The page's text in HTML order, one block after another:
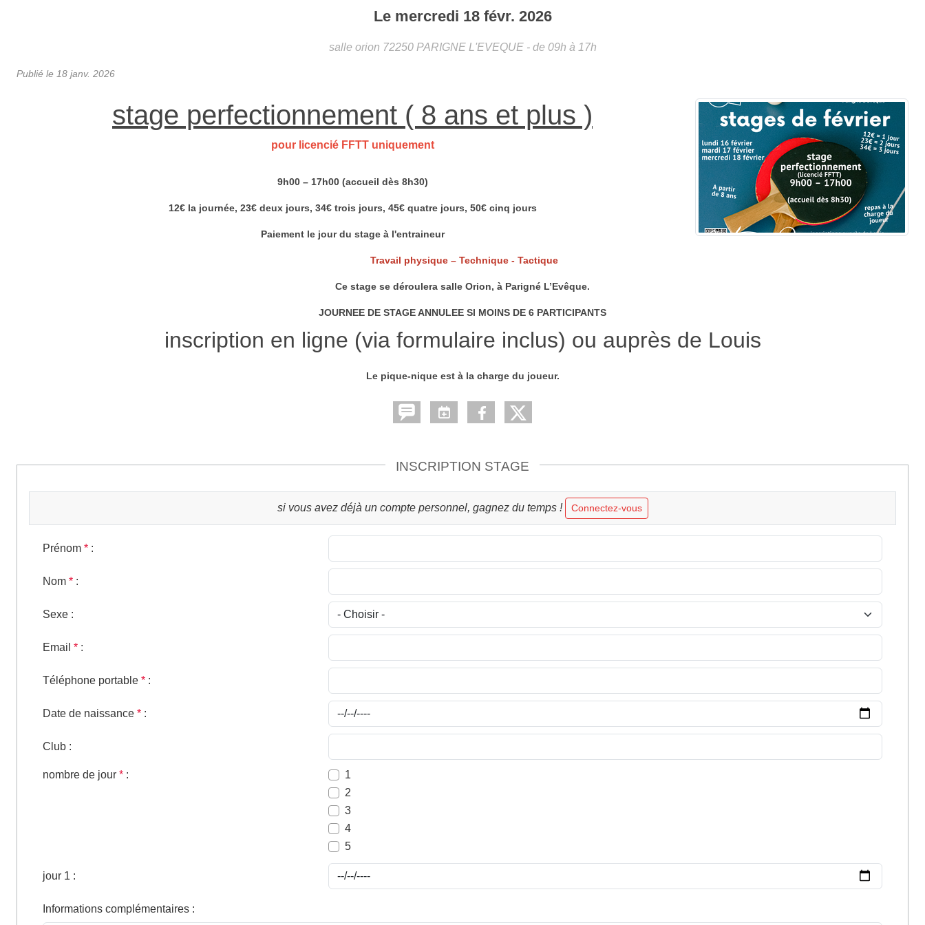
Le mercredi 18 févr. 2026
salle orion 72250 PARIGNE L'EVEQUE - de 09h à 17h
Publié le 18 janv. 2026
stage perfectionnement ( 8 ans et plus )
pour licencié FFTT uniquement
9h00 – 17h00 (accueil dès 8h30)
12€ la journée, 23€ deux jours, 34€ trois jours, 45€ quatre jours, 50€ cinq jours
Paiement le jour du stage à l'entraineur
Travail physique – Technique - Tactique
Ce stage se déroulera salle Orion, à Parigné L’Evêque.
JOURNEE DE STAGE ANNULEE SI MOINS DE 6 PARTICIPANTS
inscription en ligne (via formulaire inclus) ou auprès de Louis
Le pique-nique est à la charge du joueur.
INSCRIPTION STAGE
si vous avez déjà un compte personnel, gagnez du temps ! Connectez-vous
Prénom * :
Nom * :
Sexe :
Email * :
Téléphone portable * :
Date de naissance * :
Club :
nombre de jour * :
1
2
3
4
5
jour 1 :
Informations complémentaires :